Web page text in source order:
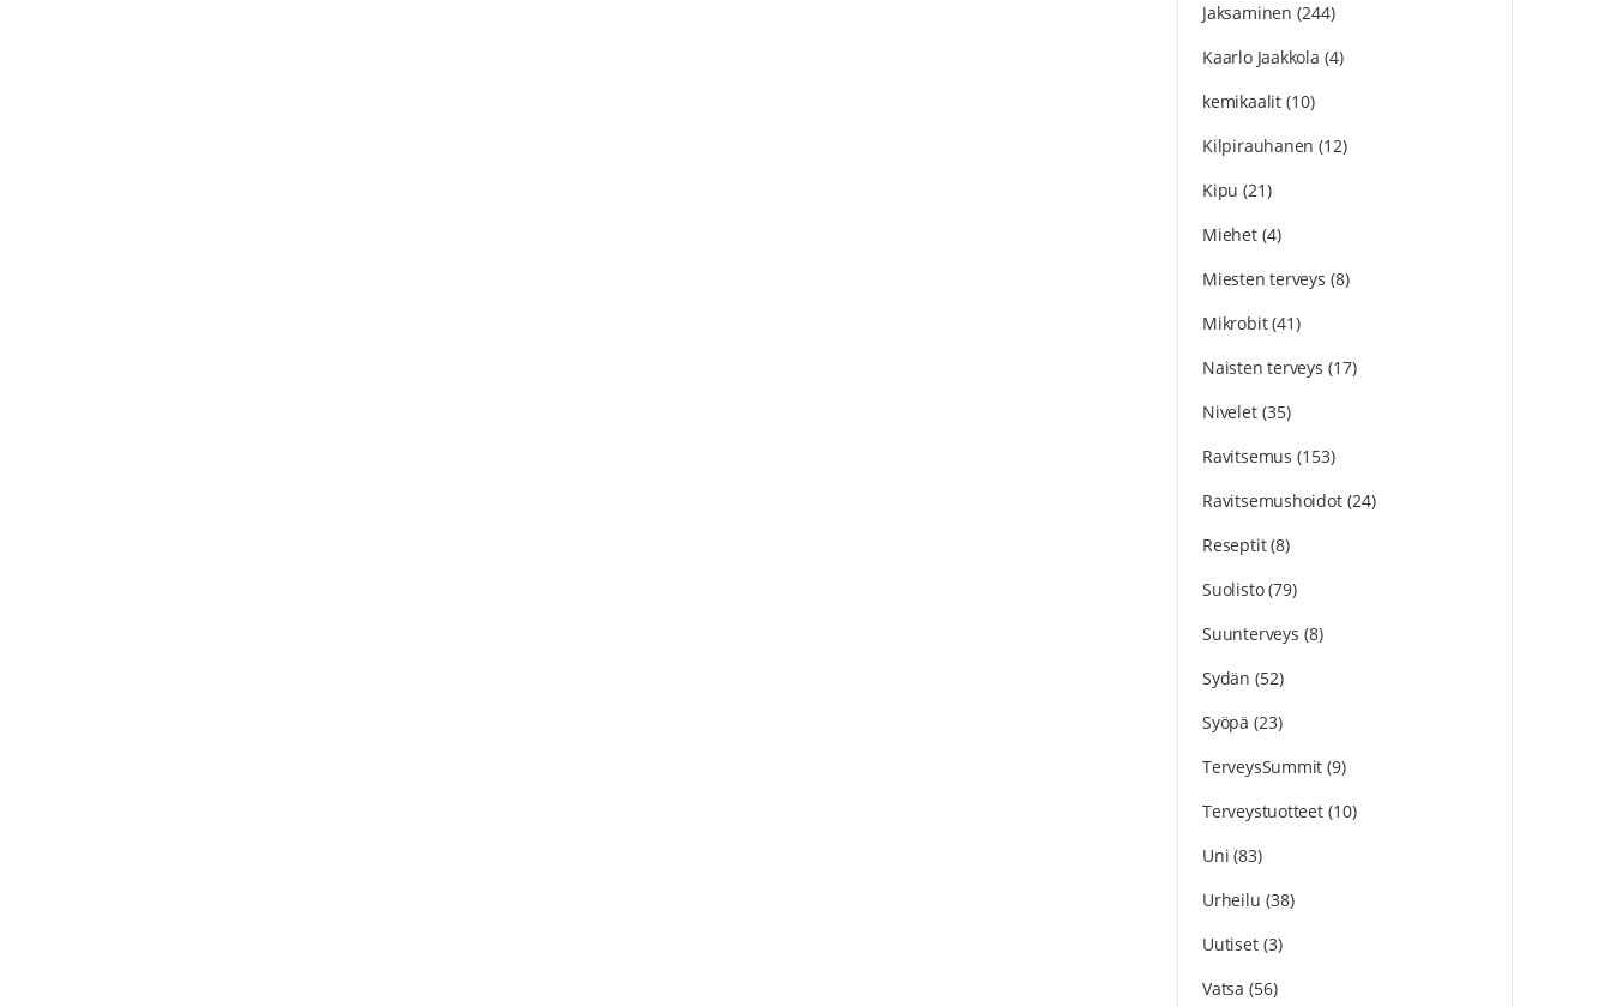
Jaksaminen (244)
Kaarlo Jaakkola (4)
kemikaalit(10)
Kilpirauhanen (12)
Kipu (21)
Miehet(4)
Miesten terveys (8)
Mikrobit(41)
Naisten terveys (17)
Nivelet(35)
Ravitsemus (153)
Ravitsemushoidot(24)
Reseptit(8)
Suolisto(79)
Suunterveys (8)
Sydän (52)
Syöpä (23)
TerveysSummit (9)
Terveystuotteet(10)
Uni (83)
Urheilu (38)
Uutiset(3)
Vatsa (56)